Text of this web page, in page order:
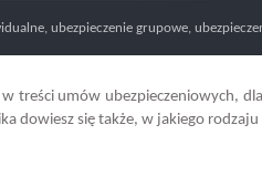
, ubezpieczenie grupowe,
treści umów ubezpieczeniowych,
dowiesz się także, w jakiego